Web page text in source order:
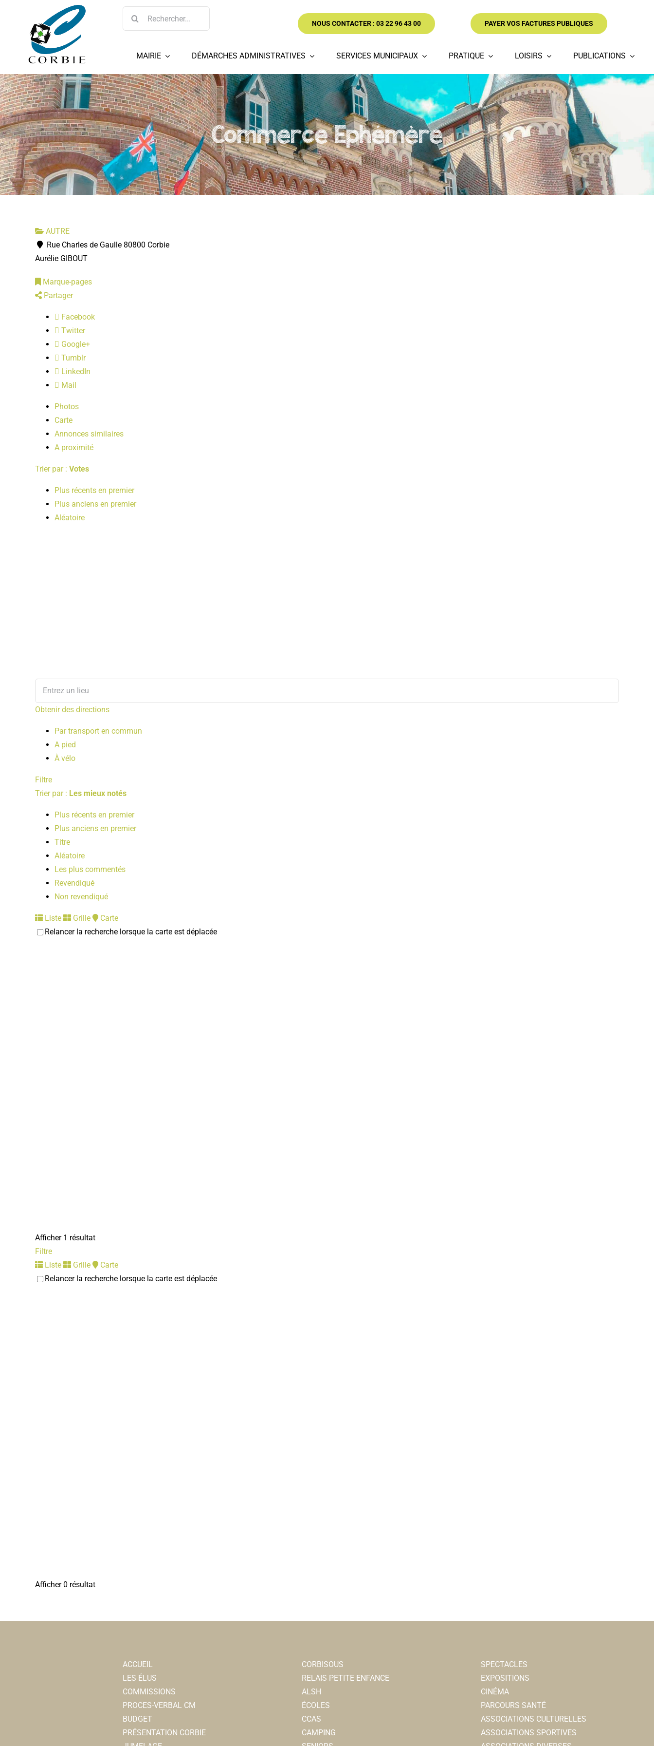
Rechercher:
NOUS CONTACTER : 03 22 96 43 00 PAYER VOS FACTURES PUBLIQUES
MAIRIE DÉMARCHES ADMINISTRATIVES SERVICES MUNICIPAUX PRATIQUE LOISIRS PUBLICATIONS
Commerce Ephémère
AUTRE
Rue Charles de Gaulle 80800 Corbie
Aurélie GIBOUT
Marque-pages
Partager
Facebook
Twitter
Google+
Tumblr
LinkedIn
Mail
Photos
Carte
Annonces similaires
A proximité
Trier par : Votes
Plus récents en premier
Plus anciens en premier
Aléatoire
Obtenir des directions
Par transport en commun
A pied
À vélo
Filtre
Trier par : Les mieux notés
Plus récents en premier
Plus anciens en premier
Titre
Aléatoire
Les plus commentés
Revendiqué
Non revendiqué
Liste Grille
Carte
Relancer la recherche lorsque la carte est déplacée
Afficher 1 résultat
Filtre
Liste
Grille
Carte
Relancer la recherche lorsque la carte est déplacée
Afficher 0 résultat
ACCUEIL
LES ÉLUS
COMMISSIONS
PROCES-VERBAL CM
BUDGET
PRÉSENTATION CORBIE
CORBISOUS
RELAIS PETITE ENFANCE
ALSH
ÉCOLES
CCAS
CAMPING
SPECTACLES
EXPOSITIONS
CINÉMA
PARCOURS SANTÉ
ASSOCIATIONS CULTURELLES
ASSOCIATIONS SPORTIVES